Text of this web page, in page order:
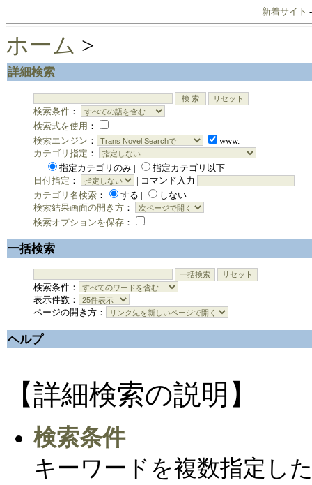
新着サイト
ホーム >
詳細検索
検索条件 ：
検索式を使用 ：
検索エンジン ：
www.
カテゴリ指定 ：
指定カテゴリのみ |
指定カテゴリ以下
日付指定 ：
| コマンド入力
カテゴリ名検索 ： する |
しない
検索結果画面の開き方 ：
検索オプションを保存 ：
一括検索
検索条件：
表示件数：
ページの開き方：
ヘルプ
【詳細検索の説明】
検索条件
キーワードを複数指定し